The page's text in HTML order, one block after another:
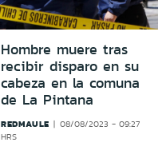
Hombre muere tras
recibir disparo en su
cabeza en la comuna
de La Pintana
REDMAULE
08/08/2023 - 09:27
HRS